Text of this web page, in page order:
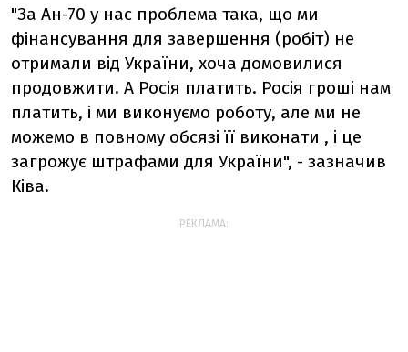
"За Ан-70 у нас проблема така, що ми
фінансування для завершення (робіт) не
отримали від України, хоча домовилися
продовжити. А Росія платить. Росія гроші нам
платить, і ми виконуємо роботу, але ми не
можемо в повному обсязі її виконати , і це
загрожує штрафами для України", - зазначив
Ківа.
РЕКЛАМА: